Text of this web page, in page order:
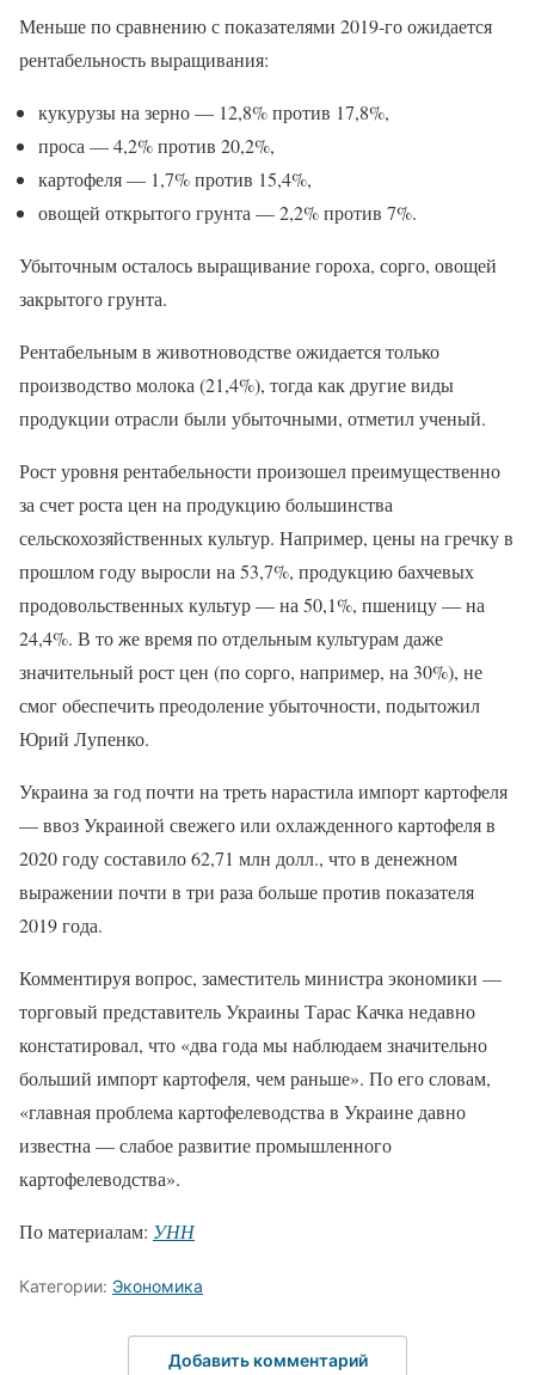
Меньше по сравнению с показателями 2019-го ожидается
рентабельность выращивания:
кукурузы на зерно — 12,8% против 17,8%,
проса — 4,2% против 20,2%,
картофеля — 1,7% против 15,4%,
овощей открытого грунта — 2,2% против 7%.
Убыточным осталось выращивание гороха, сорго, овощей
закрытого грунта.
Рентабельным в животноводстве ожидается только
производство молока (21,4%), тогда как другие виды
продукции отрасли были убыточными, отметил ученый.
Рост уровня рентабельности произошел преимущественно
за счет роста цен на продукцию большинства
сельскохозяйственных культур. Например, цены на гречку в
прошлом году выросли на 53,7%, продукцию бахчевых
продовольственных культур — на 50,1%, пшеницу — на
24,4%. В то же время по отдельным культурам даже
значительный рост цен (по сорго, например, на 30%), не
смог обеспечить преодоление убыточности, подытожил
Юрий Лупенко.
Украина за год почти на треть нарастила импорт картофеля
— ввоз Украиной свежего или охлажденного картофеля в
2020 году составило 62,71 млн долл., что в денежном
выражении почти в три раза больше против показателя
2019 года.
Комментируя вопрос, заместитель министра экономики —
торговый представитель Украины Тарас Качка недавно
констатировал, что «два года мы наблюдаем значительно
больший импорт картофеля, чем раньше». По его словам,
«главная проблема картофелеводства в Украине давно
известна — слабое развитие промышленного
картофелеводства».
По материалам: УНН
Категории: Экономика
Добавить комментарий